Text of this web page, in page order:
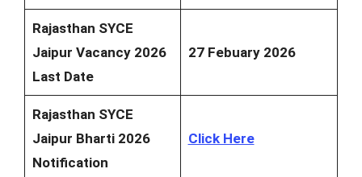
Rajasthan SYCE
Jaipur Vacancy 2026
Last Date
27 Febuary 2026
Rajasthan SYCE
Jaipur Bharti 2026
Notification
Click Here